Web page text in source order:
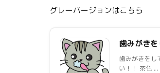
グレーバージョンはこちら
歯みがき
歯みがきをし
い！！ 茶色 ...